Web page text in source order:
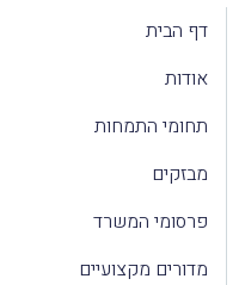
דף הבית
אודות
תחומי התמחות
מבזקים
פרסומי המשרד
מדורים מקצועיים